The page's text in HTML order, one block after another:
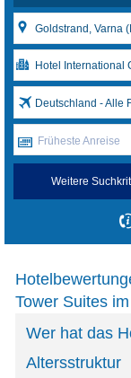
Deutschland - Alle
Früheste Anreise
Weitere
Tower Suites
Wer hat das
Altersstruktur